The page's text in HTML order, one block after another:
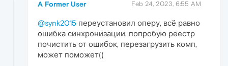
A Former User Feb 24, 2023, 6:55 AM
@synk2015 переустановил оперу, всё равно
ошибка синхронизации, попробую реестр
почистить от ошибок, перезагрузить комп,
может поможет((